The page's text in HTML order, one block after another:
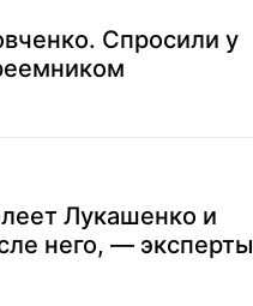
Спросили у
Лукашенко и
него, — эксперты